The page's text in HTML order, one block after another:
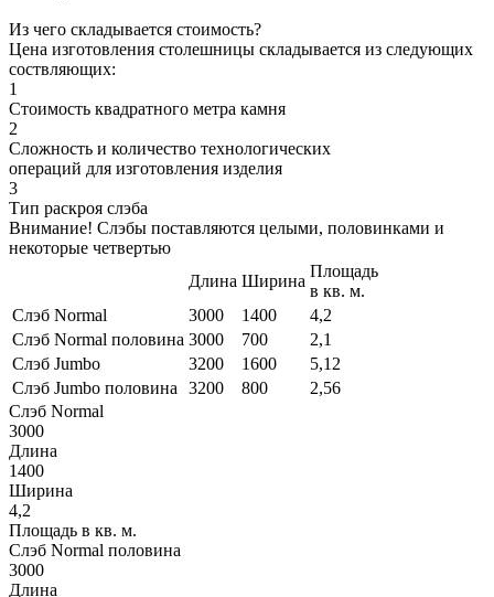
Из чего складывается стоимость?
Цена изготовления столешницы складывается из следующих
соствляющих:
1
Стоимость квадратного метра камня
2
Сложность и количество технологических
операций для изготовления изделия
3
Тип раскроя слэба
Внимание! Слэбы поставляются целыми, половинками и
некоторые четвертью
Длина Ширина
Площадь
в кв. м.
Слэб Normal
3000 1400
4,2
Слэб Normal половина 3000 700
2,1
Слэб Jumbo
3200 1600
5,12
Слэб Jumbo половина
3200 800
2,56
Слэб Normal
3000
Длина
1400
Ширина
4,2
Площадь в кв. м.
Слэб Normal половина
3000
Длина